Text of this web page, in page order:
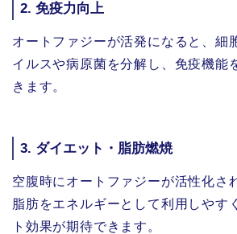
2. 免疫力向上
オートファジーが活発になると、細
イルスや病原菌を分解し、免疫機能
きます。
3. ダイエット・脂肪燃焼
空腹時にオートファジーが活性化さ
脂肪をエネルギーとして利用しやす
ト効果が期待できます。